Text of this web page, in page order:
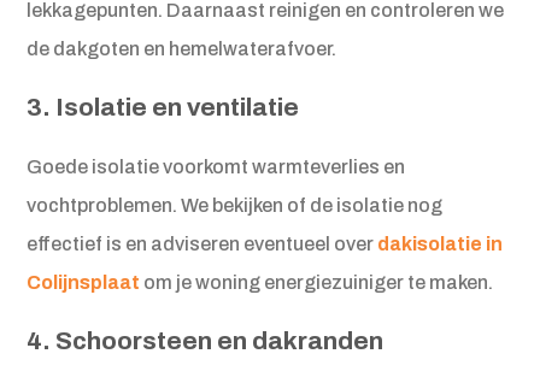
lekkagepunten. Daarnaast reinigen en controleren we
de dakgoten en hemelwaterafvoer.
3. Isolatie en ventilatie
Goede isolatie voorkomt warmteverlies en
vochtproblemen. We bekijken of de isolatie nog
effectief is en adviseren eventueel over dakisolatie in
Colijnsplaat om je woning energiezuiniger te maken.
4. Schoorsteen en dakranden